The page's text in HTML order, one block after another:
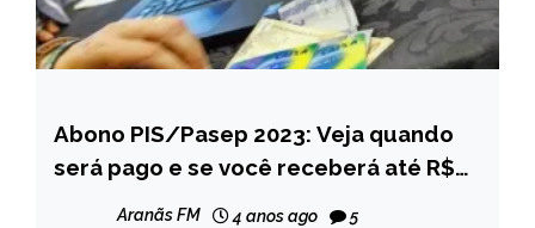
BRASIL
NOTÍCIAS
Abono PIS/Pasep 2023: Veja quando
será pago e se você receberá até R$
Aranãs FM 4 anos ago 5